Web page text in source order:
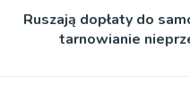
Ruszają dopłaty do
tarnowianie